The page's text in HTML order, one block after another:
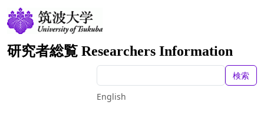
研究者総覧 Researchers Information
検索
English